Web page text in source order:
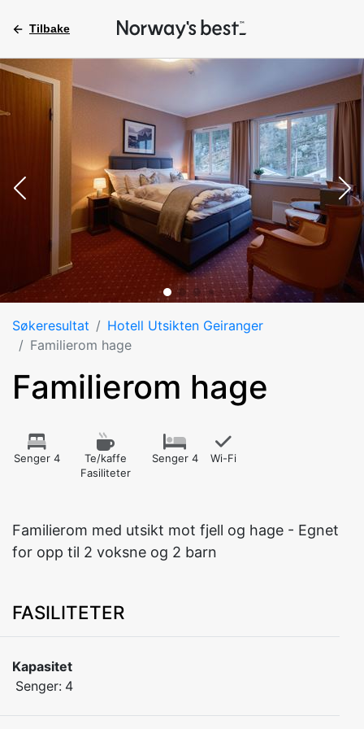
Tilbake
Søkeresultat
Hotell Utsikten Geiranger
Familierom hage
Familierom hage
Senger 4
Te/kaffe
Fasiliteter
Senger 4 Wi-Fi
Familierom med utsikt mot fjell og hage - Egnet
for opp til 2 voksne og 2 barn
FASILITETER
Kapasitet
Senger: 4